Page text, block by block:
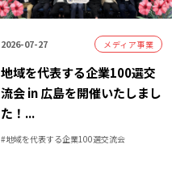
2026-07-27 メディア事業
地域を代表する企業100選交
流会 in 広島を開催いたしまし
た！ ...
#地域を代表する企業100選交流会